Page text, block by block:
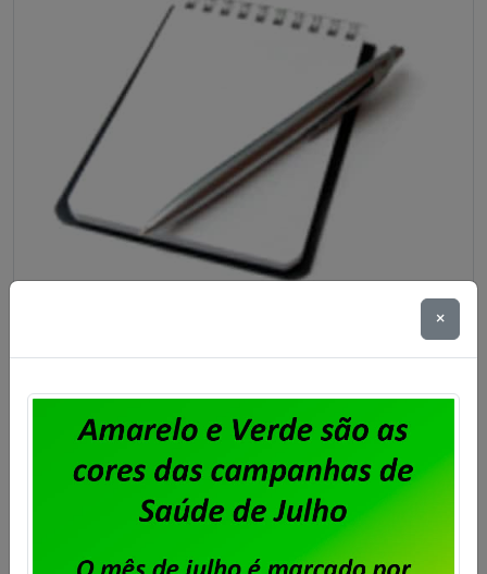
Unisys Brasil – Sindicato abre prazo
para apresentação de cartas de
oposição ao desconto para
fortalecimento sindical
Imprensa em 06/08/2026
Após o encerramento da negociação do Acordo de
×